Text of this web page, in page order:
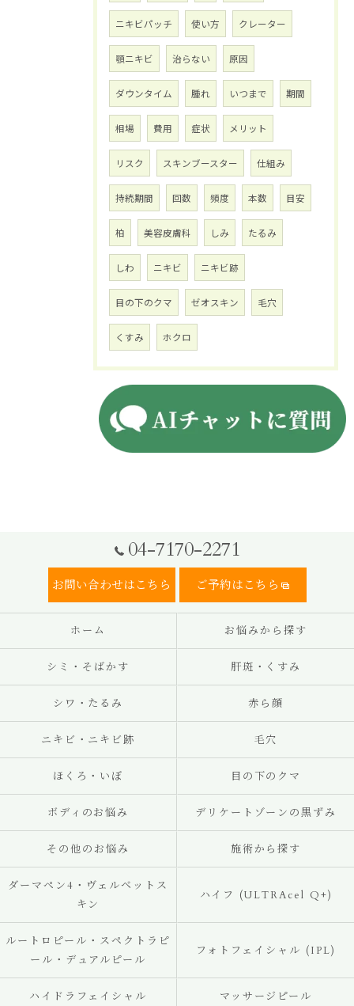
ニキビパッチ 使い方 クレーター
顎ニキビ 治らない 原因
ダウンタイム 腫れ いつまで 期間
相場 費用 症状 メリット
リスク スキンブースター 仕組み
持続期間 回数 頻度 本数 目安
柏 美容皮膚科 しみ たるみ
しわ ニキビ ニキビ跡
目の下のクマ ゼオスキン 毛穴
くすみ ホクロ
04-7170-2271
お問い合わせはこちら ご予約はこちら
ホーム お悩みから探す
シミ・そばかす 肝斑・くすみ
シワ・たるみ 赤ら顔
ニキビ・ニキビ跡 毛穴
ほくろ・いぼ 目の下のクマ
ボディのお悩み デリケートゾーンの黒ずみ
その他のお悩み 施術から探す
ダーマペン4・ヴェルベットス
キン
ハイフ (ULTRAcel Q+)
ルートロピール・スペクトラピ
ール・デュアルピール
フォトフェイシャル (IPL)
ハイドラフェイシャル マッサージピール